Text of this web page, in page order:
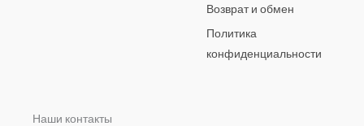
Возврат и обмен
Политика
конфиденциальности
Наши контакты